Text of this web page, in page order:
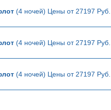
(4 ночей) Цены от 27197
(4 ночей) Цены от 27197
(4 ночей) Цены от 27197